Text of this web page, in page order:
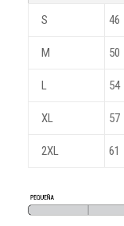
S 46
M 50
L 54
XL 57
2XL 61